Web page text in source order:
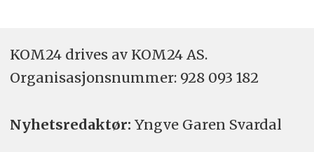
KOM24 drives av KOM24 AS.
Organisasjons­nummer: 928 093 182
Nyhetsredaktør: Yngve Garen Svardal